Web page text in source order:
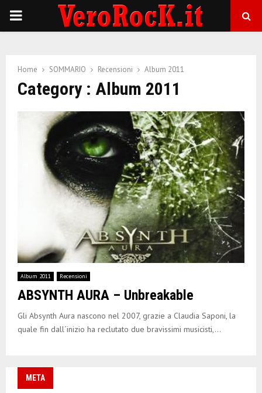
P
M
N
U
Home SOMMARIO Recensioni Album 2011
Category : Album 2011
Album 2011 Recensioni
ABSYNTH AURA – Unbreakable
Gli Absynth Aura nascono nel 2007, grazie a Claudia Saponi, la
quale fin dall´inizio ha reclutato due bravissimi musicisti,...
META